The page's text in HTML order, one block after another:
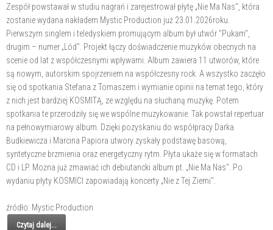
Zespół powstawał w studiu nagrań i zarejestrował płytę „Nie Ma Nas", która
zostanie wydana nakładem Mystic Production już 23.01.2026roku.
Pierwszym singlem i teledyskiem promującym album był utwór "Pukam",
drugim – numer „Lód". Projekt łączy doświadczenie muzyków obecnych na
scenie od lat z współczesnymi wpływami. Album zawiera 11 utworów, które
są nowym, autorskim spojrzeniem na współczesny rock. A wszystko zaczęło
się od spotkania Stefana z Tomaszem i wymianie opinii na temat tego, który
z nich jest bardziej KOSMITĄ, ze względu na słuchaną muzykę. Potem
spotkania te przerodziły się we wspólne muzykowanie. Tak powstał repertuar
na pełnowymiarowy album. Dzięki pozyskaniu do współpracy Darka
Budkiewicza i Marcina Papiora utwory zyskały podstawę basową,
syntetyczne brzmienia oraz energetyczny rytm. Płyta ukaże się w formatach
CD i LP. Można już zmawiać ich debiutancki album pt. „Nie Ma Nas". Po
wydaniu płyty KOSMICI zapowiadają koncerty „Nie z Tej Ziemi".
źródło: Mystic Production
Czytaj dalej...